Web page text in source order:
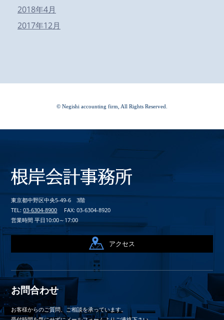
2018年4月
2017年12月
© Negishi accounting firm, All Rights Reserved.
東京都中野区中央5-49-6 3階
TEL:03-6304-8900 FAX: 03-6304-8920
営業時間 平日10:00～17:00
アクセス
お問合わせ
お客様からのご質問、ご相談を承っています。